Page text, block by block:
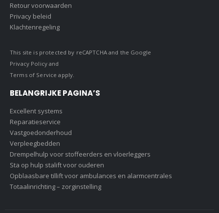
Retour voorwaarden
Privacy beleid
Klachtenregeling
This site is protected by reCAPTCHA and the Google
Privacy Policyand
Terms of Service apply.
BELANGRIJKE PAGINA’S
Excellent systems
Reparatieservice
Vastgoedonderhoud
Verpleegbedden
Drempelhulp voor stoffeerders en vloerleggers
Sta op hulp stalift voor ouderen
Opblaasbare tillift voor ambulances en alarmcentrales
Totaalinrichting – zorginstelling